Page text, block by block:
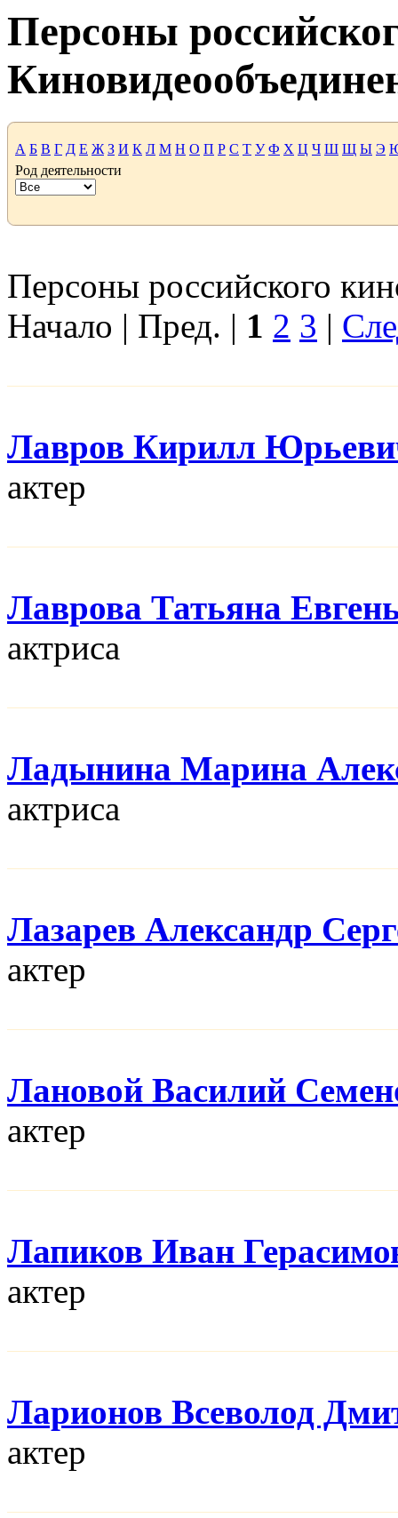
Персоны
А Б В Г Д Е Ж З И К Л М Н О П Р С Т У Ф Х Ц Ч Ш Щ Ы Э
Род деятельности
Персоны российского
Начало | Пред. | 1 2 3 |
Лавров Кирилл
актер
Лаврова Татьяна
актриса
Ладынина Марина
актриса
Лазарев Александр
актер
Лановой Василий
актер
Лапиков Иван
актер
Ларионов Всеволод
актер